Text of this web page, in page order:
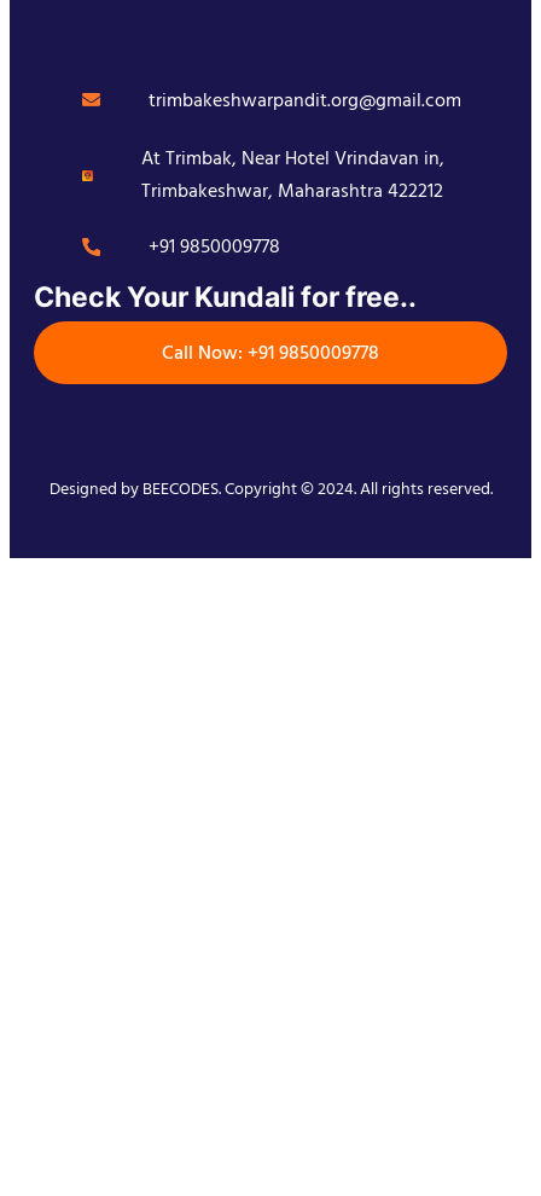
trimbakeshwarpandit.org@gmail.com
At Trimbak, Near Hotel Vrindavan in,
Trimbakeshwar, Maharashtra 422212
+91 9850009778
Check Your Kundali for free..
Call Now: +91 9850009778
Designed byBEECODES. Copyright © 2024. All rights reserved.